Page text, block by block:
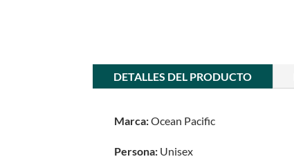
DETALLES DEL PRODUCTO
Marca:Ocean Pacific
Persona: Unisex